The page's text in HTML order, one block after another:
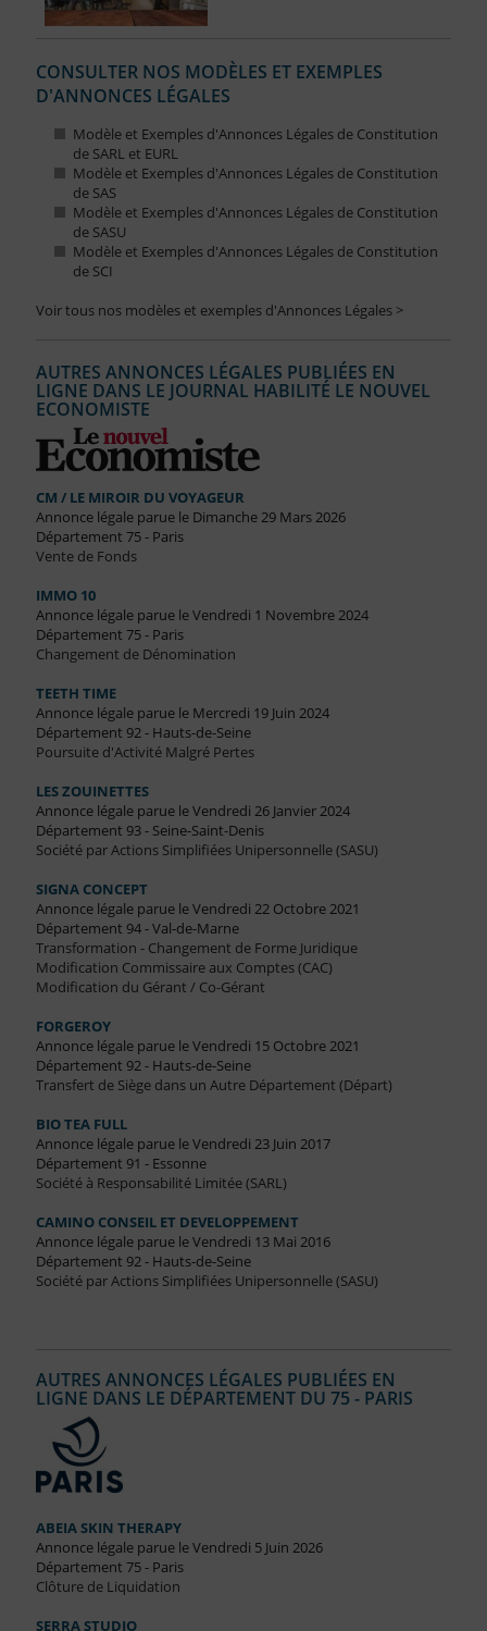
CONSULTER NOS MODÈLES ET EXEMPLES
D'ANNONCES LÉGALES
Modèle et Exemples d'Annonces Légales de Constitution
de SARL et EURL
Modèle et Exemples d'Annonces Légales de Constitution
de SAS
Modèle et Exemples d'Annonces Légales de Constitution
de SASU
Modèle et Exemples d'Annonces Légales de Constitution
de SCI
Voir tous nos modèles et exemples d'Annonces Légales >
AUTRES ANNONCES LÉGALES PUBLIÉES EN
LIGNE DANS LE JOURNAL HABILITÉ LE NOUVEL
ECONOMISTE
CM / LE MIROIR DU VOYAGEUR
Annonce légale parue le Dimanche 29 Mars 2026
Département 75 - Paris
Vente de Fonds
IMMO 10
Annonce légale parue le Vendredi 1 Novembre 2024
Département 75 - Paris
Changement de Dénomination
TEETH TIME
Annonce légale parue le Mercredi 19 Juin 2024
Département 92 - Hauts-de-Seine
Poursuite d'Activité Malgré Pertes
LES ZOUINETTES
Annonce légale parue le Vendredi 26 Janvier 2024
Département 93 - Seine-Saint-Denis
Société par Actions Simplifiées Unipersonnelle (SASU)
SIGNA CONCEPT
Annonce légale parue le Vendredi 22 Octobre 2021
Département 94 - Val-de-Marne
Transformation - Changement de Forme Juridique
Modification Commissaire aux Comptes (CAC)
Modification du Gérant / Co-Gérant
FORGEROY
Annonce légale parue le Vendredi 15 Octobre 2021
Département 92 - Hauts-de-Seine
Transfert de Siège dans un Autre Département (Départ)
BIO TEA FULL
Annonce légale parue le Vendredi 23 Juin 2017
Département 91 - Essonne
Société à Responsabilité Limitée (SARL)
CAMINO CONSEIL ET DEVELOPPEMENT
Annonce légale parue le Vendredi 13 Mai 2016
Département 92 - Hauts-de-Seine
Société par Actions Simplifiées Unipersonnelle (SASU)
AUTRES ANNONCES LÉGALES PUBLIÉES EN
LIGNE DANS LE DÉPARTEMENT DU 75 - PARIS
ABEIA SKIN THERAPY
Annonce légale parue le Vendredi 5 Juin 2026
Département 75 - Paris
Clôture de Liquidation
SERRA STUDIO